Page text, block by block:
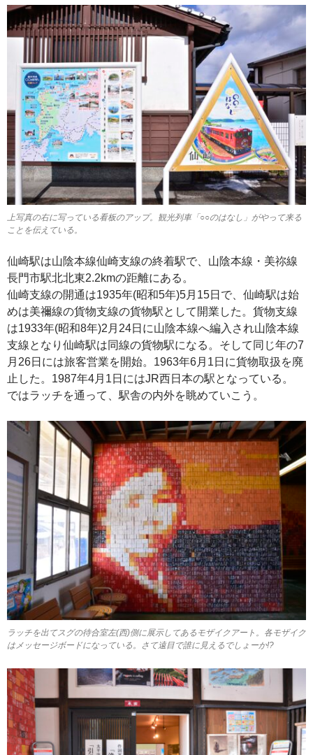
上写真の右に写っている看板のアップ。観光列車「○○のはなし」がやって来る
ことを伝えている。
仙崎駅は山陰本線仙崎支線の終着駅で、山陰本線・美祢線
長門市駅北北東2.2kmの距離にある。
仙崎支線の開通は1935年(昭和5年)5月15日で、仙崎駅は始
めは美禰線の貨物支線の貨物駅として開業した。貨物支線
は1933年(昭和8年)2月24日に山陰本線へ編入され山陰本線
支線となり仙崎駅は同線の貨物駅になる。そして同じ年の7
月26日には旅客営業を開始。1963年6月1日に貨物取扱を廃
止した。1987年4月1日にはJR西日本の駅となっている。
ではラッチを通って、駅舎の内外を眺めていこう。
ラッチを出てスグの待合室左(西)側に展示してあるモザイクアート。各モザイク
はメッセージボードになっている。さて遠目で誰に見えるでしょーか!?